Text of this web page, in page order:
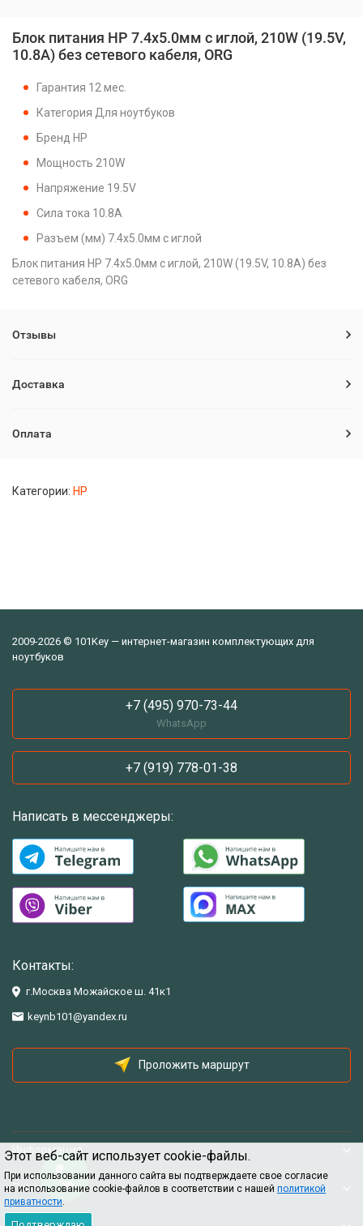
Этот веб-сайт использует cookie-файлы.
При использовании данного сайта вы подтверждаете свое согласие
на использование cookie-файлов в соответствии с нашей политикой
приватности.
Блок питания HP 7.4x5.0мм с иглой, 210W (19.5V,
10.8A) без сетевого кабеля, ORG
Гарантия 12 мес.
Категория Для ноутбуков
Бренд HP
Мощность 210W
Напряжение 19.5V
Сила тока 10.8A
Разъем (мм) 7.4x5.0мм с иглой
Блок питания HP 7.4x5.0мм с иглой, 210W (19.5V, 10.8A) без
сетевого кабеля, ORG
Отзывы
Доставка
Оплата
Категории: HP
2009-2026 © 101Key — интернет-магазин комплектующих для
ноутбуков
+7 (495) 970-73-44
WhatsApp
+7 (919) 778-01-38
Написать в мессенджеры:
Контакты:
г.Москва Можайское ш. 41к1
keynb101@yandex.ru
Проложить маршрут
Информация
Помощь